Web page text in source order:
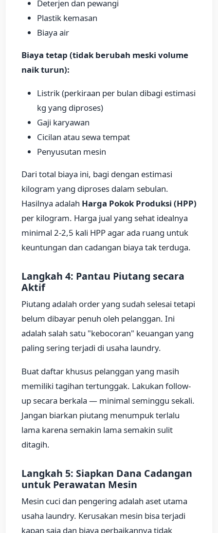
Deterjen dan pewangi
Plastik kemasan
Biaya air
Biaya tetap (tidak berubah meski volume
naik turun):
Listrik (perkiraan per bulan dibagi estimasi
kg yang diproses)
Gaji karyawan
Cicilan atau sewa tempat
Penyusutan mesin
Dari total biaya ini, bagi dengan estimasi
kilogram yang diproses dalam sebulan.
Hasilnya adalah Harga Pokok Produksi (HPP)
per kilogram. Harga jual yang sehat idealnya
minimal 2-2,5 kali HPP agar ada ruang untuk
keuntungan dan cadangan biaya tak terduga.
Langkah 4: Pantau Piutang secara
Aktif
Piutang adalah order yang sudah selesai tetapi
belum dibayar penuh oleh pelanggan. Ini
adalah salah satu "kebocoran" keuangan yang
paling sering terjadi di usaha laundry.
Buat daftar khusus pelanggan yang masih
memiliki tagihan tertunggak. Lakukan follow-
up secara berkala — minimal seminggu sekali.
Jangan biarkan piutang menumpuk terlalu
lama karena semakin lama semakin sulit
ditagih.
Langkah 5: Siapkan Dana Cadangan
untuk Perawatan Mesin
Mesin cuci dan pengering adalah aset utama
usaha laundry. Kerusakan mesin bisa terjadi
kapan saja dan biaya perbaikannya tidak